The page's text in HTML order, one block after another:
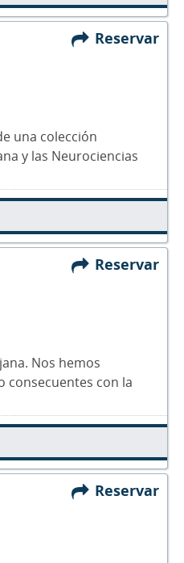
Reservar
una colección
y las Neurociencias
Reservar
Nos hemos
consecuentes con la
Reservar